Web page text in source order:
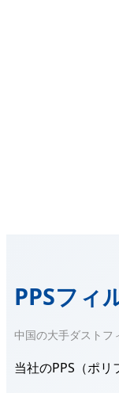
PPSフィ
中国の大手ダストフ
当社のPPS（ポ